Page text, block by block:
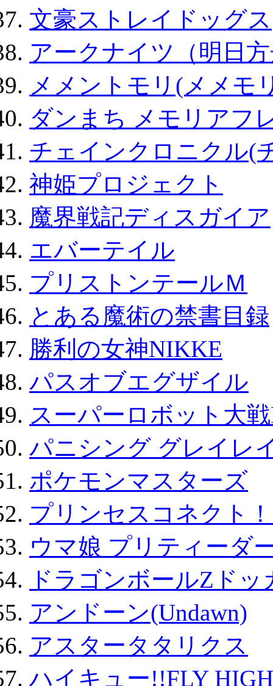
文豪ストレイドッグス
アークナイツ（明日
メメントモリ(メメモ
ダンまち メモリアフ
チェインクロニクル(
神姫プロジェクト
魔界戦記ディスガイア
エバーテイル
プリストンテールＭ
とある魔術の禁書目録
勝利の女神NIKKE
パスオブエグザイル
スーパーロボット大
パニシング グレイレ
ポケモンマスターズ
プリンセスコネクト
ウマ娘 プリティーダ
ドラゴンボールZド
アンドーン(Undawn)
アスタータタリクス
ハイキュー!!FLY HIGH